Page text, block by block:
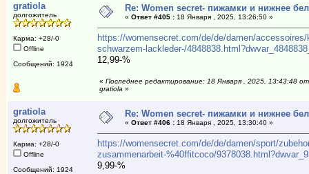
gratiola
долгожитель
Карма: +28/-0
Offline
Сообщений: 1924
Re: Women secret- пижамки и нижнее
« Ответ #405 :18 Января , 2025, 13:26:50 »
https://womensecret.com/de/de/damen/
schwarzem-lackleder-/
12,99-%
« Последнее редактирование: 18 Января , 2025, 13:43:48 от
gratiola »
gratiola
долгожитель
Карма: +28/-0
Offline
Сообщений: 1924
Re: Women secret- пижамки и нижнее
« Ответ #406 :18 Января , 2025, 13:30:40 »
https://womensecret.com/de/de/damen/sport/
zusammenarbeit-%40ffitcoco/
9,99-%